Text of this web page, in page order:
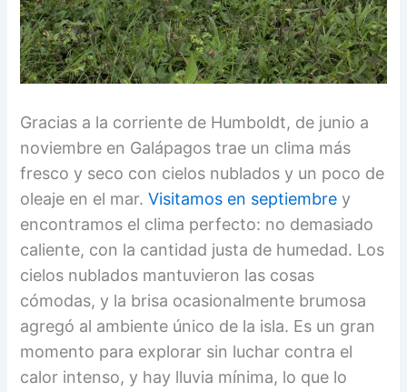
Gracias a la corriente de Humboldt, de junio a
noviembre en Galápagos trae un clima más
fresco y seco con cielos nublados y un poco de
oleaje en el mar.Visitamos en septiembre y
encontramos el clima perfecto: no demasiado
caliente, con la cantidad justa de humedad. Los
cielos nublados mantuvieron las cosas
cómodas, y la brisa ocasionalmente brumosa
agregó al ambiente único de la isla. Es un gran
momento para explorar sin luchar contra el
calor intenso, y hay lluvia mínima, lo que lo